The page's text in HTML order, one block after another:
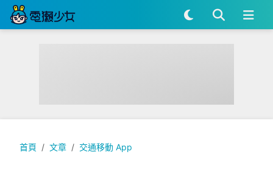
首頁 文章 交通移動 App
[Andorid] [iOS] 飛行紀錄必備『App In The Air』每一次的航